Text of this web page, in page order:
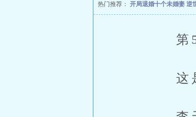
热门推荐： 开局退婚十个未婚妻 逆
第577
这是天